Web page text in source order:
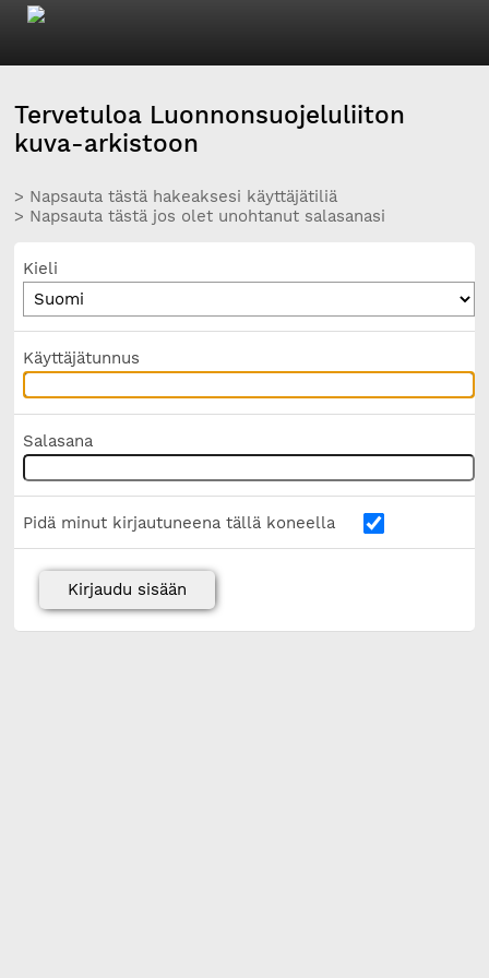
Tervetuloa Luonnonsuojeluliiton
kuva-arkistoon
> Napsauta tästä hakeaksesi käyttäjätiliä
> Napsauta tästä jos olet unohtanut salasanasi
Kieli
Käyttäjätunnus
Salasana
Pidä minut kirjautuneena tällä koneella